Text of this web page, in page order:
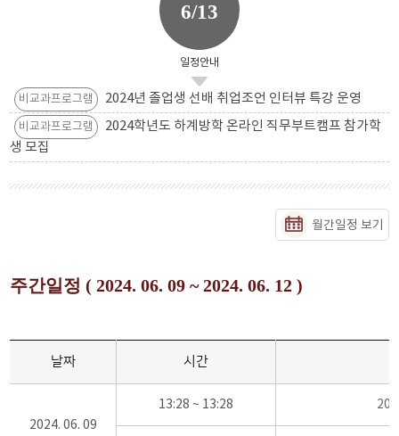
6/13
일정안내
비교과프로그램 2024년 졸업생 선배 취업조언 인터뷰 특강 운영
비교과프로그램
2024학년도 하계방학 온라인 직무부트캠프 참가학
생 모집
월간일정 보기
주간일정 ( 2024. 06. 09 ~ 2024. 06. 12 )
날짜 시간
2024. 06. 09
13:28 ~ 13:28